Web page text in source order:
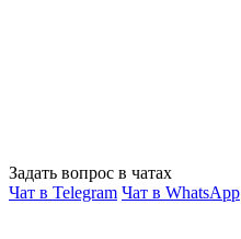
Задать вопрос в чатах
Чат в Telegram Чат в WhatsApp